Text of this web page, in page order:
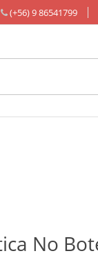
(+56) 9 86541799
No